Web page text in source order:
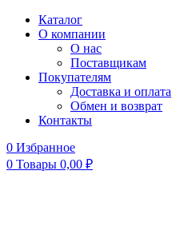
Каталог
О компании
О нас
Поставщикам
Покупателям
Доставка и оплата
Обмен и возврат
Контакты
0 Избранное
0 Товары 0,00 ₽